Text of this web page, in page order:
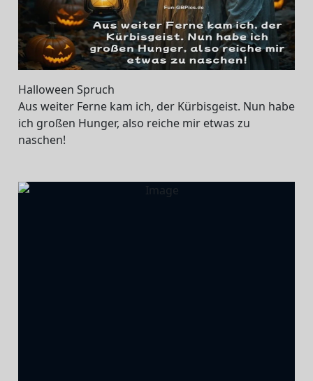
Halloween Spruch
Aus weiter Ferne kam ich, der Kürbisgeist. Nun habe
ich großen Hunger, also reiche mir etwas zu
naschen!